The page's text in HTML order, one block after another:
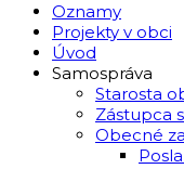
Oznamy
Projekty v obci
Úvod
Samospráva
Starosta
Zástupca
Obecné